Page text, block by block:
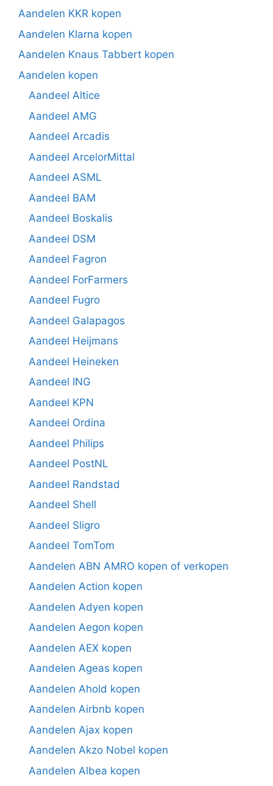
Aandelen KKR kopen
Aandelen Klarna kopen
Aandelen Knaus Tabbert kopen
Aandelen kopen
Aandeel Altice
Aandeel AMG
Aandeel Arcadis
Aandeel ArcelorMittal
Aandeel ASML
Aandeel BAM
Aandeel Boskalis
Aandeel DSM
Aandeel Fagron
Aandeel ForFarmers
Aandeel Fugro
Aandeel Galapagos
Aandeel Heijmans
Aandeel Heineken
Aandeel ING
Aandeel KPN
Aandeel Ordina
Aandeel Philips
Aandeel PostNL
Aandeel Randstad
Aandeel Shell
Aandeel Sligro
Aandeel TomTom
Aandelen ABN AMRO kopen of verkopen
Aandelen Action kopen
Aandelen Adyen kopen
Aandelen Aegon kopen
Aandelen AEX kopen
Aandelen Ageas kopen
Aandelen Ahold kopen
Aandelen Airbnb kopen
Aandelen Ajax kopen
Aandelen Akzo Nobel kopen
Aandelen Albea kopen